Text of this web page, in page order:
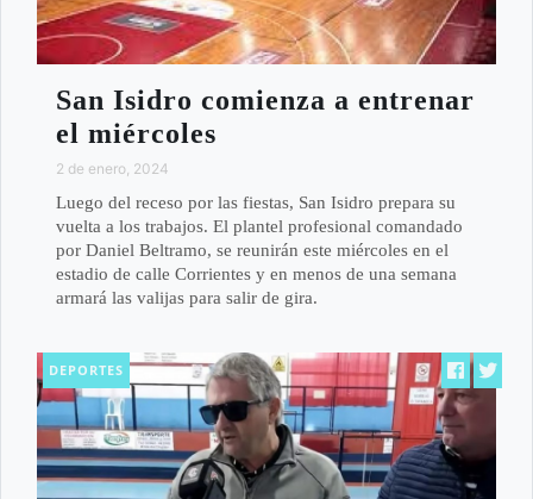
San Isidro comienza a entrenar
el miércoles
2 de enero, 2024
Luego del receso por las fiestas, San Isidro prepara su
vuelta a los trabajos. El plantel profesional comandado
por Daniel Beltramo, se reunirán este miércoles en el
estadio de calle Corrientes y en menos de una semana
armará las valijas para salir de gira.
DEPORTES